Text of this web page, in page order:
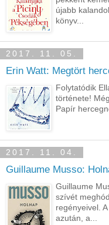
újabb
könyv...
2017. 11. 05.
Erin Watt: Megtört
Folytatódik
története!
Papír
2017. 11. 04.
Guillaume Musso:
Guillaume
szívét
regényeivel.
azután, a...